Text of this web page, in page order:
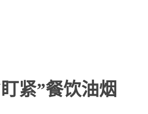
紧”餐饮油烟